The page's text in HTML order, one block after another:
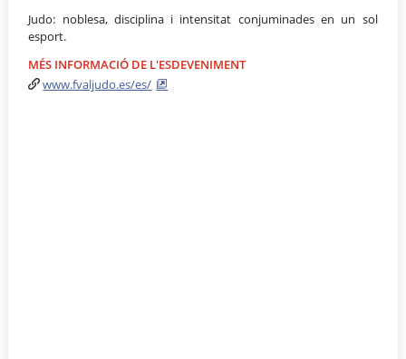
Judo: noblesa, disciplina i intensitat conjuminades en un sol
esport.
MÉS INFORMACIÓ DE L'ESDEVENIMENT
www.fvaljudo.es/es/